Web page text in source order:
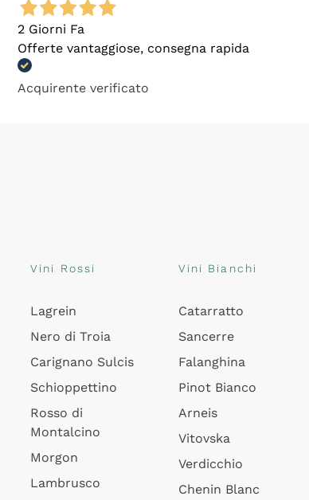
2 Giorni Fa
Offerte vantaggiose, consegna rapida
Acquirente verificato
Vini Rossi
Lagrein
Nero di Troia
Carignano Sulcis
Schioppettino
Rosso di
Montalcino
Morgon
Lambrusco
Vini Bianchi
Catarratto
Sancerre
Falanghina
Pinot Bianco
Arneis
Vitovska
Verdicchio
Chenin Blanc